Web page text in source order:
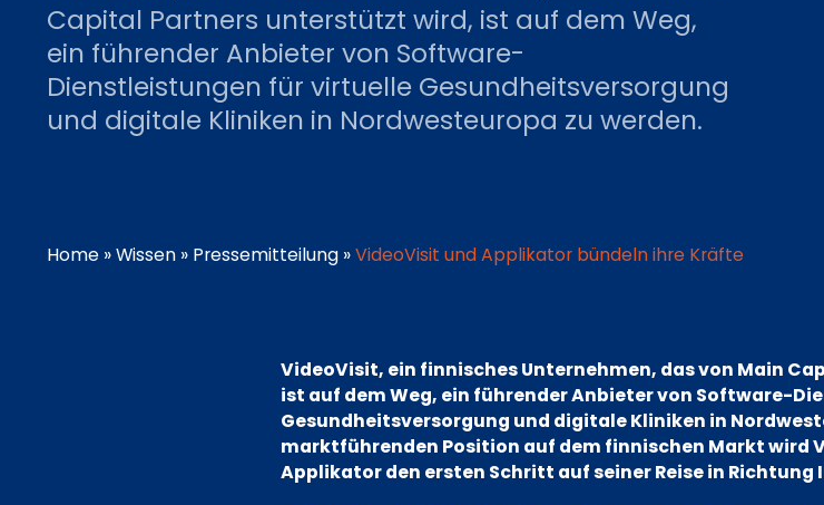
Capital Partners unterstützt wird, ist auf dem Weg,
ein führender Anbieter von Software-
Dienstleistungen für virtuelle Gesundheitsversorgung
und digitale Kliniken in Nordwesteuropa zu werden.
Home »Wissen » Pressemitteilung »VideoVisit und Applikator bündeln ihre Kräfte
VideoVisit, ein finnisches Unternehmen, das von Main
ist auf dem Weg, ein führender Anbieter von Software-
Gesundheitsversorgung und digitale Kliniken in
marktführenden Position auf dem finnischen Markt wird
Applikator den ersten Schritt auf seiner Reise in